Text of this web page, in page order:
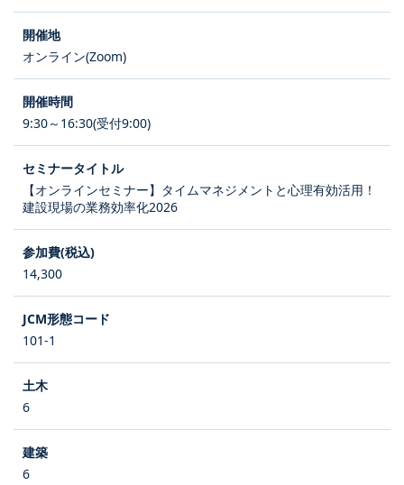
オンライン(Zoom)
9:30～16:30(受付9:00)
【オンラインセミナー】タイムマネジメントと心理有効活用！
建設現場の業務効率化2026
14,300
101-1
6
6